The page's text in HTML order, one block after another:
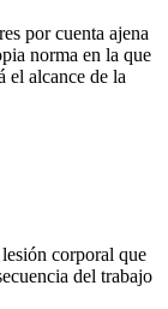
por cuenta ajena
norma en la que
el alcance de la
corporal que
del trabajo